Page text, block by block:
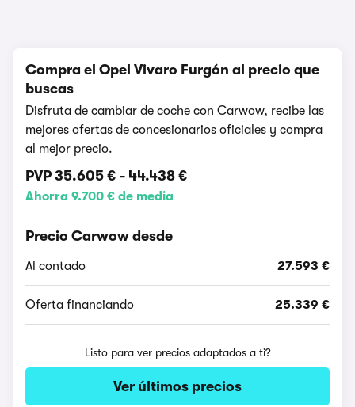
Compra el Opel Vivaro Furgón al precio que
buscas
Disfruta de cambiar de coche con Carwow, recibe las
mejores ofertas de concesionarios oficiales y compra
al mejor precio.
PVP 35.605 € - 44.438 €
Ahorra 9.700 € de media
Precio Carwow desde
Al contado 27.593 €
Oferta financiando 25.339 €
Listo para ver precios adaptados a ti?
Ver últimos precios